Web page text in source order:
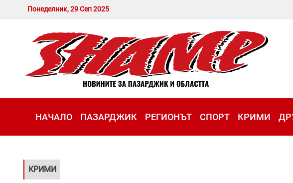
Понеделник, 29 Сеп 2025
НАЧАЛО ПАЗАРДЖИК РЕГИОНЪТ СПОРТ КРИМИ
КРИМИ